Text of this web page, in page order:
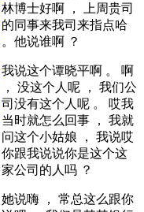
林博士好啊 ， 上周贵司
的同事来我司来指点哈
。他说谁啊 ？
我说这个谭晓平啊 。 啊
， 没这个人呢 ， 我们公
司没有这个人呢 。 哎我
当时就怎么回事 ， 我就
问这个小姑娘 ， 我说哎
你跟我说说你是这个这
家公司的人吗 ？
她说嗨 ， 常总这么跟你